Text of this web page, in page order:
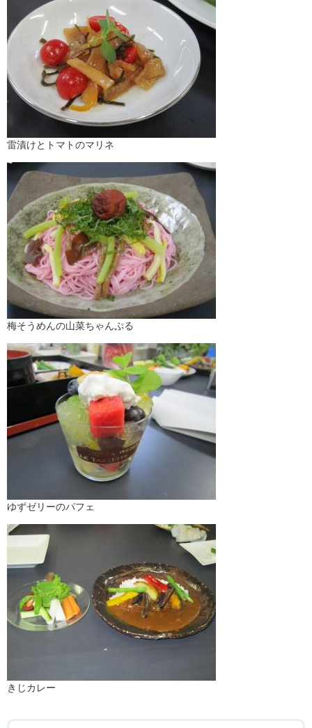
雷漬けとトマトのマリネ
梅そうめんの山菜ちゃんぷる
ゆずゼリーのパフェ
きじカレー